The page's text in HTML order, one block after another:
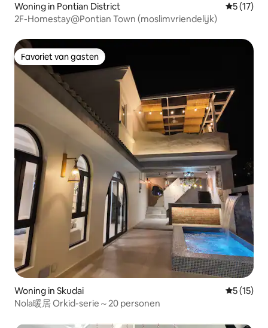
Woning in Pontian District
5 (17)
2F-Homestay@Pontian Town (moslimvriendelijk)
Favoriet van gasten
Favoriet van gasten
Woning in Skudai
5 (15)
Nola暖居 Orkid-serie～20 personen